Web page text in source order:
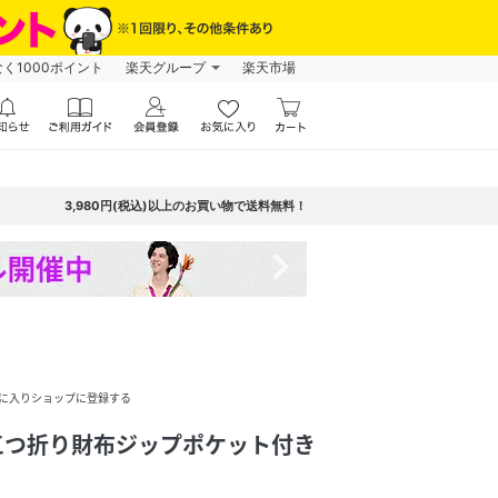
1000ポイント 楽天グループ 楽天市場
3,980円(税込)以上のお買い物で送料無料！
入りショップに登録する
つ折り財布ジップポケット付き